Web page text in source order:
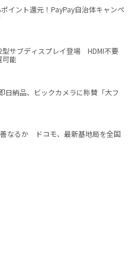
ポイント還元！PayPay自治体キャンペ
型サブディスプレイ登場 HDMI不要
可能
日納品、ビックカメラに称賛「大フ
善なるか ドコモ、最新基地局を全国